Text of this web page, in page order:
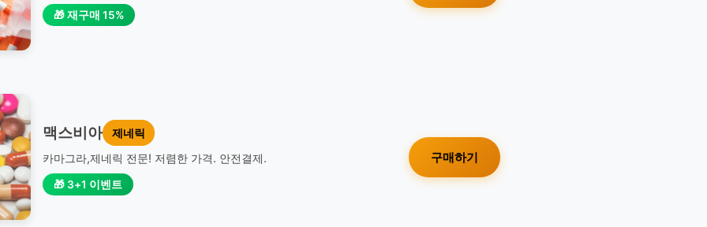
🎁 재구매 15%
맥스비아
제네릭
카마그라,제네릭 전문! 저렴한 가격. 안전결제.
🎁 3+1 이벤트
구매하기